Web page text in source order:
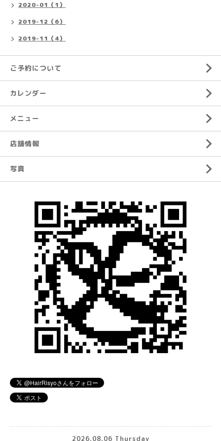
2020-01（1）
2019-12（6）
2019-11（4）
ご予約について
カレンダー
メニュー
店舗情報
写真
2026.08.06 Thursday